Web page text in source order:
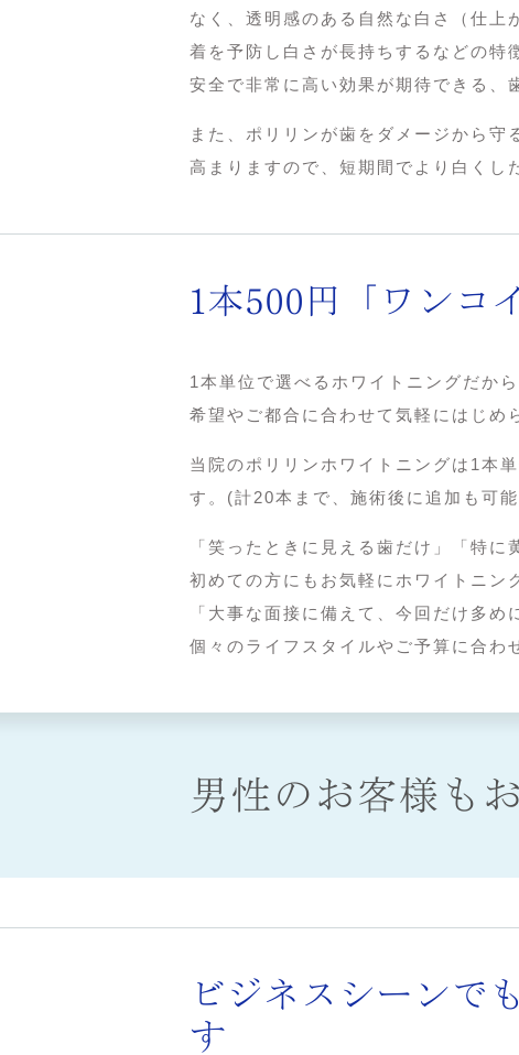
なく、透明感のある自然な白さ（仕
着を予防し白さが長持ちするなどの特
安全で非常に高い効果が期待できる、
また、ポリリンが歯をダメージから
高まりますので、短期間でより白くし
1本500円「ワンコ
1本単位で選べるホワイトニングだから
希望やご都合に合わせて気軽にはじめ
当院のポリリンホワイトニングは1本
す。(計20本まで、施術後に追加も可
「笑ったときに見える歯だけ」「特
初めての方にもお気軽にホワイトニン
「大事な面接に備えて、今回だけ多
個々のライフスタイルやご予算に合わ
男性のお客様も
ビジネスシーンで
す